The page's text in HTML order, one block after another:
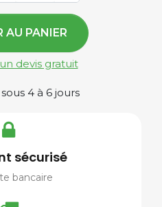
AU PANIER
devis gratuit
4 à 6 jours
sécurisé
bancaire